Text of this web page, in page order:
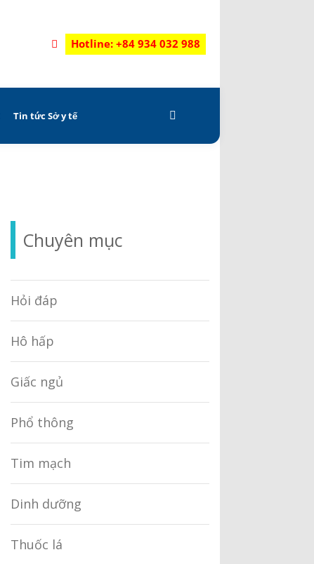
Hotline: +84 934 032 988
Tin tức Sở y tế
Chuyên mục
Hỏi đáp
Hô hấp
Giấc ngủ
Phổ thông
Tim mạch
Dinh dưỡng
Thuốc lá